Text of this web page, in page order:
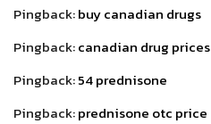
Pingback:buy canadian drugs
Pingback:canadian drug prices
Pingback:54 prednisone
Pingback:prednisone otc price